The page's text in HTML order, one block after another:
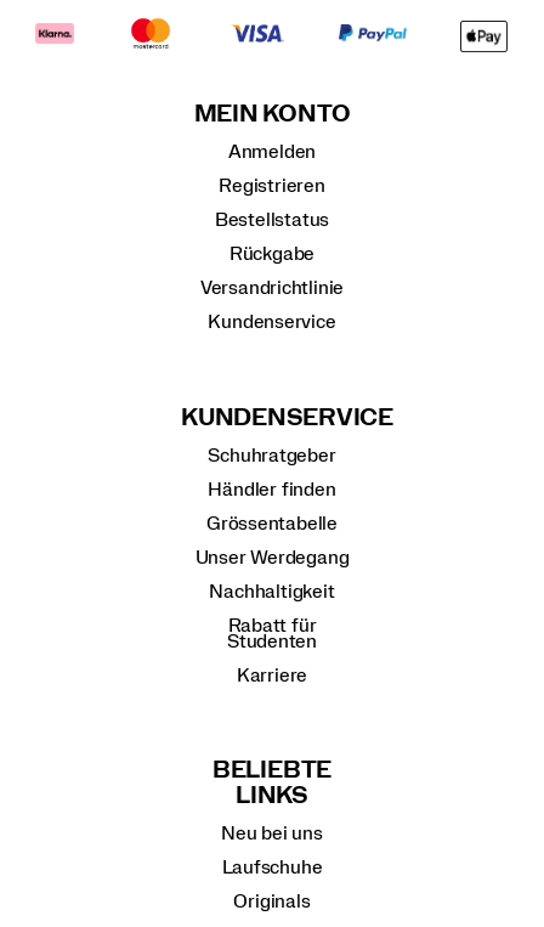
MEIN KONTO
Anmelden
Registrieren
Bestellstatus
Rückgabe
Versandrichtlinie
Kundenservice
KUNDENSERVICE
Schuhratgeber
Händler finden
Grössentabelle
Unser Werdegang
Nachhaltigkeit
Rabatt für
Studenten
Karriere
BELIEBTE
LINKS
Neu bei uns
Laufschuhe
Originals